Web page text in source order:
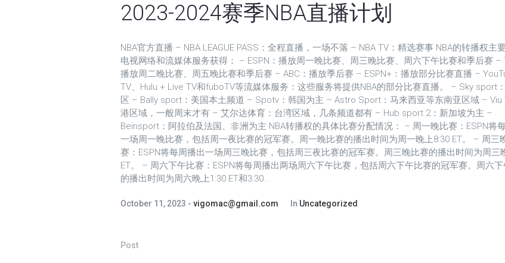
2023-2024赛季NBA直播计划
NBA官方直播 – NBA LEAGUE PASS：全程直播，一场不落 – NBA TV：精选赛事 NBA的转播权主
电视网络和流媒体服务获得： – ESPN：播放周一晚比赛、周三晚比赛、周六下午比赛和季后赛 –
播放周二晚比赛、周五晚比赛和季后赛 – ABC：播放季后赛 – ESPN+：播放部分比赛直播 –
TV、Hulu + Live TV和fuboTV等流媒体服务：这些服务将提供NBA的部分比赛直播。 – Sky sport
区 – Bally sport：美国本土频道 – Spotv：韩国为主 – Astro Sport：马来西亚等东南亚区域 – Viu
港区域，一般周末才有 – 艾尔达体育：台湾区域，几条频道都有 – Hub sport 2：新加坡为主 –
Beinsport：阿拉伯及法国、非洲为主 NBA转播权的具体比赛分配情况： – 周一晚比赛：ESPN将
一场周一晚比赛，包括周一夜比赛的冠军赛。周一晚比赛的播出时间为周一晚上8:30 ET。 – 周三
赛：ESPN将每周播出一场周三晚比赛，包括周三夜比赛的冠军赛。周三晚比赛的播出时间为周三
ET。 – 周六下午比赛：ESPN将每周播出两场周六下午比赛，包括周六下午比赛的冠军赛。周六
的播出时间为周六晚上1:30 ET和3:30...
October 11, 2023 vigomac@gmail.com In Uncategorized
Post